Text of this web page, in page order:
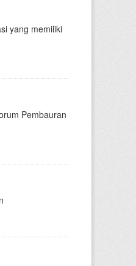
yang memiliki
Pembauran